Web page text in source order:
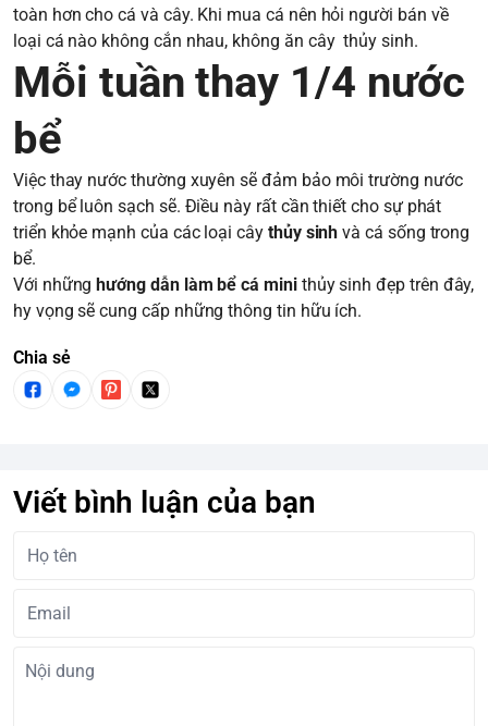
toàn hơn cho cá và cây. Khi mua cá nên hỏi người bán về
loại cá nào không cắn nhau, không ăn cây thủy sinh.
Mỗi tuần thay 1/4 nước
bể
Việc thay nước thường xuyên sẽ đảm bảo môi trường nước
trong bể luôn sạch sẽ. Điều này rất cần thiết cho sự phát
triển khỏe mạnh của các loại cây thủy sinh và cá sống trong
bể.
Với nhữnghướng dẫn làm bể cá mini thủy sinh đẹp trên đây,
hy vọng sẽ cung cấp những thông tin hữu ích.
Chia sẻ
Viết bình luận của bạn